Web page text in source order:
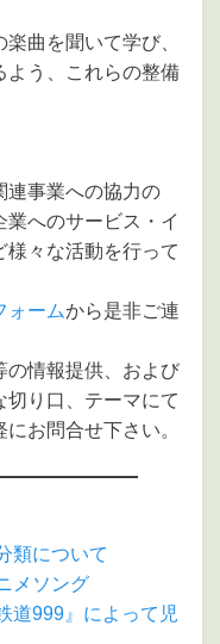
曲を聞いて学び、
よう、これらの整備
連事業への協力の
へのサービス・イ
々な活動を行って
ォームから是非ご連
の情報提供、および
り口、テーマにて
お問合せ下さい。
類について
メソング
道999』によって児